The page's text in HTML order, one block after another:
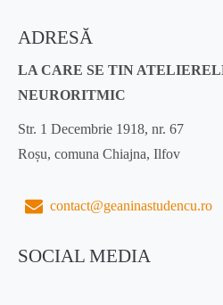
ADRESĂ
LA CARE SE TIN
NEURORITMIC
Str. 1 Decembrie 1918, nr. 67
Roșu, comuna Chiajna, Ilfov
contact@geaninastudencu.ro
SOCIAL MEDIA